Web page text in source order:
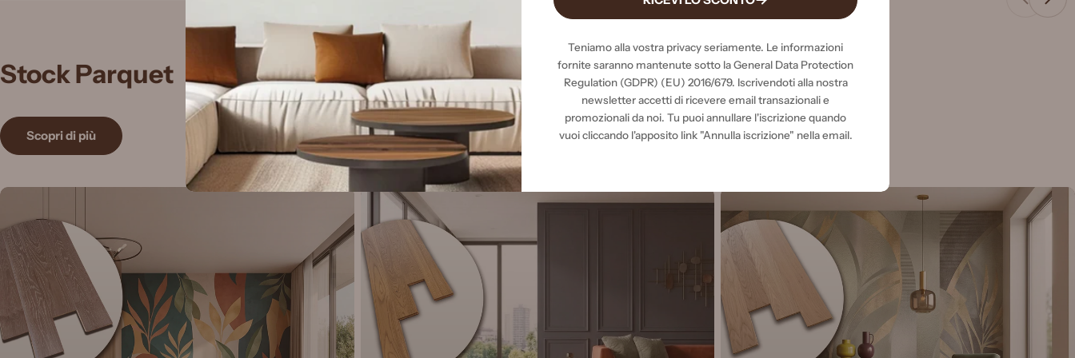
Stock Parquet
Scopri di più
Teniamo alla vostra privacy seriamente. Le informazioni
fornite saranno mantenute sotto la General Data Protection
Regulation (GDPR) (EU) 2016/679. Iscrivendoti alla nostra
newsletter accetti di ricevere email transazionali e
promozionali da noi. Tu puoi annullare l'iscrizione quando
vuoi cliccando l'apposito link "Annulla iscrizione" nella email.